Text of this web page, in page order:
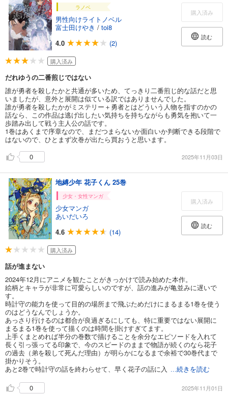
ラノベ
男性向けライトノベル
富士田けやき / toi8
4.0
(2)
購入済み
読む
購入済み
だれゆうの二番煎じではない
誰が勇者を殺したかと共通が多いため、てっきり二番煎じ的な話だと思
いましたが、意外と展開は似ている訳ではありませんでした。
誰が勇者を殺したかがミステリー＋勇者とはどういう人物を指すのかの
話なら、この作品は逃げ出したい気持ちを持ちながらも勇気を抱いて一
歩踏み出して戦う主人公の話です。
1巻はあくまで序章なので、まだつまらないか面白いか判断できる段階で
はないので、ひとまず次巻が出たら買おうと思います。
0
2025年11月03日
地縛少年 花子くん 25巻
少女・女性マンガ
少女マンガ
あいだいろ
4.6
(14)
購入済み
読む
購入済み
話が進まない
2024年12月にアニメを観たことがきっかけで読み始めた本作。
絵柄とキャラが非常に可愛らしいのですが、話の進みが亀並みに遅いで
す。
時計守の能力を使って目的の場所まで飛ぶためだけにまるまる1巻を使う
のはどうなんでしょうか。
あっさり行けるのは都合が良過ぎるにしても、特に重要ではない展開に
まるまる1巻を使って描くのは時間を掛けすぎてます。
上手くまとめれば半分の巻数で描けることを余分なエピソードを入れて
長く引っ張ってる印象で、今のスピードのままで物語が続くのなら花子
の過去（弟を殺して死んだ理由）が明らかになるまで余裕で30巻代まで
掛かりそう。
あと2巻で時計守の話を終わらせて、早く花子の話に入 ...続きを読む
0 2025年11月01日